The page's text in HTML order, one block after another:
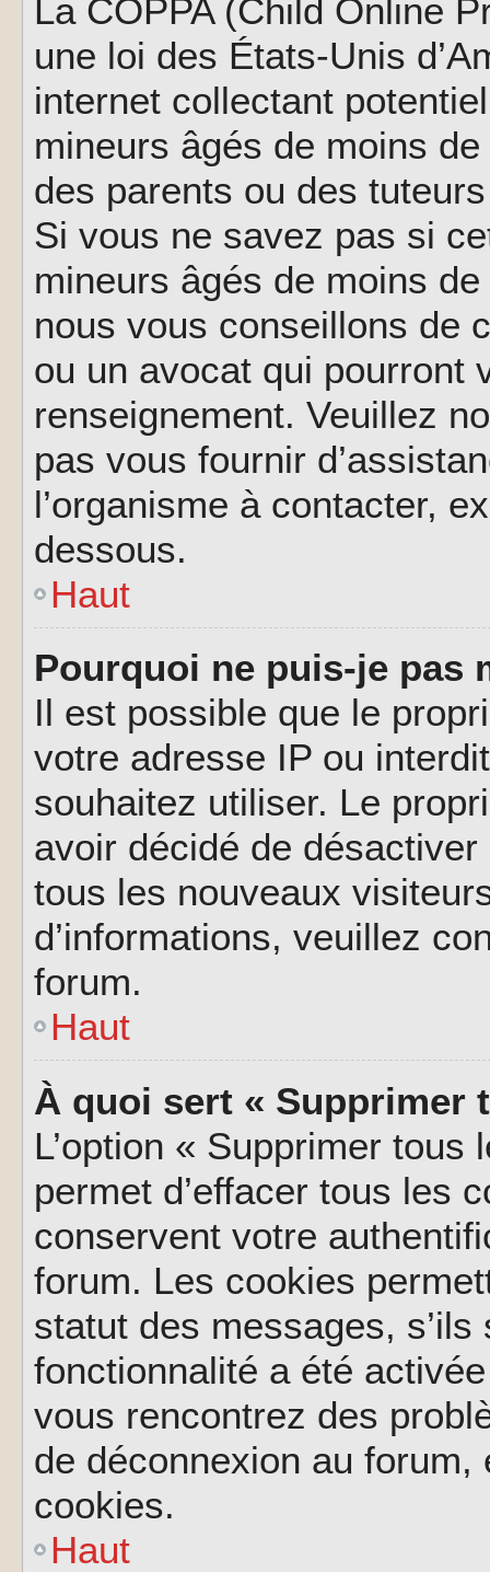
La COPPA (Child Online
une loi des États-Unis
internet collectant
mineurs âgés de moins
des parents ou des
Si vous ne savez pas si
mineurs âgés de moins
nous vous conseillons de
ou un avocat qui pourront
renseignement. Veuillez
pas vous fournir
l’organisme à contacter,
dessous.
Haut
Pourquoi ne puis-je pas
Il est possible que le
votre adresse IP ou
souhaitez utiliser. Le
avoir décidé de
tous les nouveaux
d’informations, veuillez
forum.
Haut
À quoi sert « Supprimer
L’option « Supprimer
permet d’effacer tous les
conservent votre
forum. Les cookies
statut des messages,
fonctionnalité a été
vous rencontrez des
de déconnexion au
cookies.
Haut